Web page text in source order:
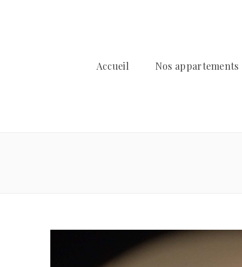
Accueil Nos appartements